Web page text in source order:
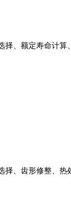
、额定寿命计
、齿形修整、